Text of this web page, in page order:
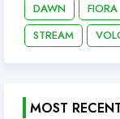
DAWN FIORA
STREAM
MOST